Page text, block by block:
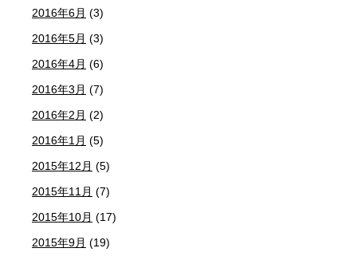
2016年6月 (3)
2016年5月 (3)
2016年4月 (6)
2016年3月 (7)
2016年2月 (2)
2016年1月 (5)
2015年12月 (5)
2015年11月 (7)
2015年10月 (17)
2015年9月 (19)